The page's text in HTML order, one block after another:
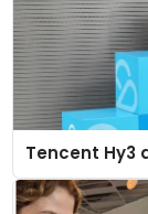
Tencent Hy3